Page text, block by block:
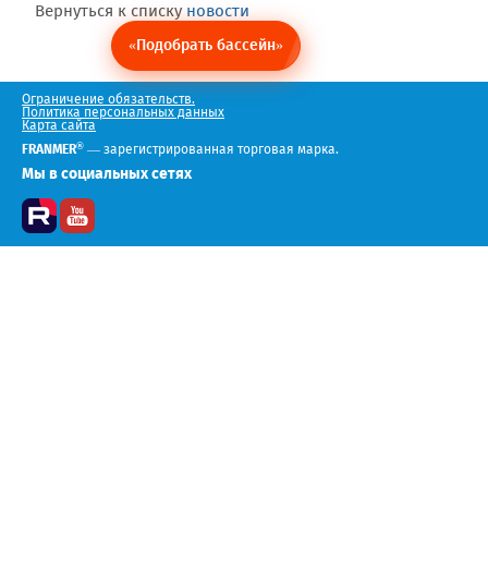
Вернуться к списку новости
«Подобрать бассейн»
Ограничение обязательств.
Политика персональных данных
Карта сайта
FRANMER® — зарегистрированная торговая марка.
Мы в социальных сетях